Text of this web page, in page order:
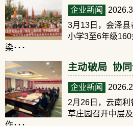
企业新闻
3月13日，会泽
小学3至6年级
染･･･
主动破局 协
企业新闻
2月26日，云南
草庄园召开中层